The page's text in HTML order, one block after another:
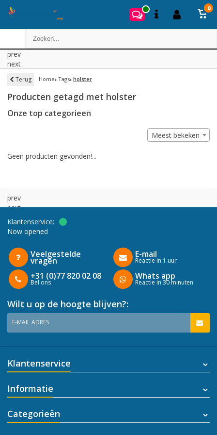
0
prev
next
Terug Home Tags holster
Producten getagd met holster
Onze top categorieen
Meest bekeken
Geen producten gevonden!...
prev
next
Klantenservice:
Now opened
Veelgestelde
vragen
+31 (0)77 820 02 08
Bel ons
E-mail
Reactie in 1 uur
Whats app
Reactie in 30 minuten
Wilt u op de hoogte blijven?:
E-MAIL ADRES
Klantenservice
Informatie
Categorieën